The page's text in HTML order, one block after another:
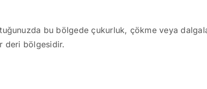
bu bölgede çukurluk, çökme veya
deri bölgesidir.